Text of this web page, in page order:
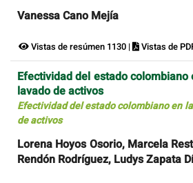
Vanessa Cano Mejía
Vistas de resúmen 1130 | Vistas de
Efectividad del estado
lavado de activos
Efectividad del estado colombiano en
de activos
Lorena Hoyos Osorio, Marcela
Rendón Rodríguez, Ludys Zapata